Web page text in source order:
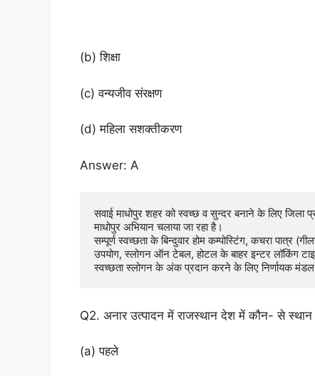
(b) शिक्षा
(c) वन्यजीव संरक्षण
(d) महिला सशक्तीकरण
Answer: A
सवाई माधोपुर शहर को स्वच्छ व सुन्दर बनाने के लिए जिला
माधोपुर अभियान चलाया जा रहा है।
सम्पूर्ण स्वच्छता के बिन्दुवार होम कम्पोस्टिंग, कचरा पात्र
उपयोग, स्लोगन ऑन टेबल, होटल के बाहर इन्टर लॉकिंग
स्वच्छता स्लोगन के अंक प्रदान करने के लिए निर्णायक मंडल
Q2. अनार उत्पादन में राजस्थान देश में कौन- से स्थान
(a) पहले